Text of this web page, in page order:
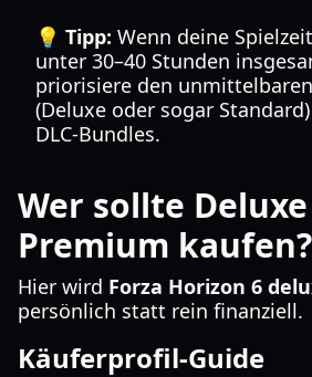
💡 Tipp: Wenn deine
unter 30–40 Stunden
priorisiere den
(Deluxe oder sogar
DLC-Bundles.
Wer sollte
Premium kaufen?
Hier wird Forza Horizon 6
persönlich statt rein finanziell.
Käuferprofil-Guide